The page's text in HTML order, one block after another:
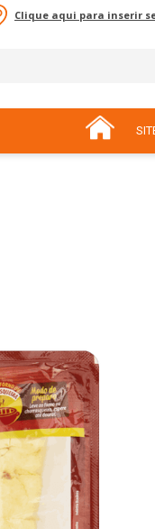
Clique aqui para inserir